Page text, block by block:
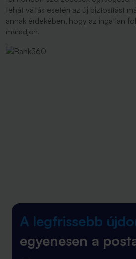
tehát váltás esetén az új biztosítást
annak érdekében, hogy az ingatlan
maradjon.
A legfrissebb
egyenesen a